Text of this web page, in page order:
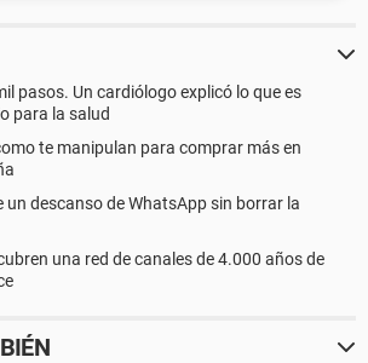
pasos. Un cardiólogo explicó lo que es
para la salud
te manipulan para comprar más en
un descanso de WhatsApp sin borrar la
una red de canales de 4.000 años de